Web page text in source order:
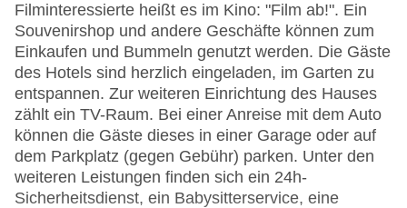
Filminteressierte heißt es im Kino: "Film ab!". Ein
Souvenirshop und andere Geschäfte können zum
Einkaufen und Bummeln genutzt werden. Die Gäste
des Hotels sind herzlich eingeladen, im Garten zu
entspannen. Zur weiteren Einrichtung des Hauses
zählt ein TV-Raum. Bei einer Anreise mit dem Auto
können die Gäste dieses in einer Garage oder auf
dem Parkplatz (gegen Gebühr) parken. Unter den
weiteren Leistungen finden sich ein 24h-
Sicherheitsdienst, ein Babysitterservice, eine